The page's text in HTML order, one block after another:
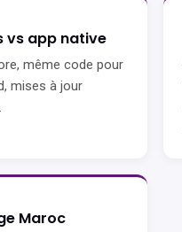
vs app native
même code pour
mises à jour
Maroc